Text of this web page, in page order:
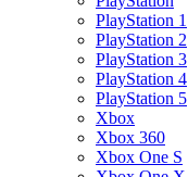
PlayStation 1
PlayStation 2
PlayStation 3
PlayStation 4
PlayStation 5
Xbox
Xbox 360
Xbox One S